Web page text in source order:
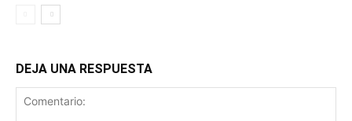
DEJA UNA RESPUESTA